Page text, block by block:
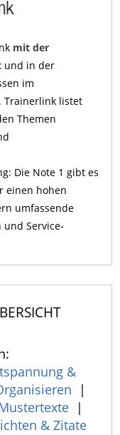
mit der
und in der
im
Trainerlink listet
Themen
Die Note 1 gibt es
einen hohen
umfassende
Service-
&
|
|
& Zitate